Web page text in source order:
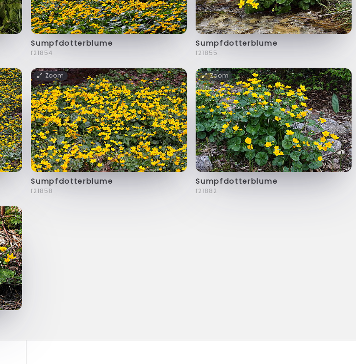
Sumpfdotterblume
f21854
Sumpfdotterblume
f21855
Zoom
Sumpfdotterblume
f21858
Zoom
Sumpfdotterblume
f21882